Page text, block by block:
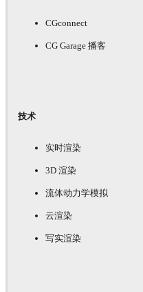
CGconnect
CG Garage 播客
技术
实时渲染
3D 渲染
流体动力学模拟
云渲染
写实渲染